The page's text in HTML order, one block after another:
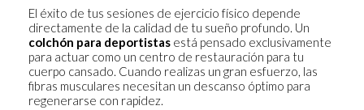
El éxito de tus sesiones de ejercicio físico depende
directamente de la calidad de tu sueño profundo. Un
colchón para deportistas está pensado exclusivamente
para actuar como un centro de restauración para tu
cuerpo cansado. Cuando realizas un gran esfuerzo, las
fibras musculares necesitan un descanso óptimo para
regenerarse con rapidez.